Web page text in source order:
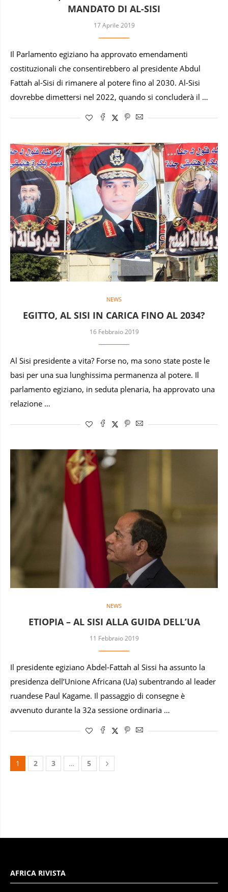
MANDATO DI AL-SISI
17 Aprile 2019
Il Parlamento egiziano ha approvato emendamenti
costituzionali che consentirebbero al presidente Abdul
Fattah al-Sisi di rimanere al potere fino al 2030. Al-Sisi
dovrebbe dimettersi nel 2022, quando si concluderà il …
NEWS
EGITTO, AL SISI IN CARICA FINO AL 2034?
16 Febbraio 2019
Al Sisi presidente a vita? Forse no, ma sono state poste le
basi per una sua lunghissima permanenza al potere. Il
parlamento egiziano, in seduta plenaria, ha approvato una
relazione …
NEWS
ETIOPIA – AL SISI ALLA GUIDA DELL’UA
11 Febbraio 2019
Il presidente egiziano Abdel-Fattah al Sissi ha assunto la
presidenza dell’Unione Africana (Ua) subentrando al leader
ruandese Paul Kagame. Il passaggio di consegne è
avvenuto durante la 32a sessione ordinaria …
1 2 3 … 5
AFRICA RIVISTA